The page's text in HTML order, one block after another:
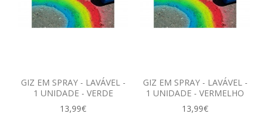
GIZ EM SPRAY - LAVÁVEL -
1 UNIDADE - VERDE
13,99€
GIZ EM SPRAY - LAVÁVEL -
1 UNIDADE - VERMELHO
13,99€